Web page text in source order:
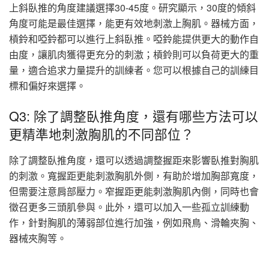
上斜臥推的角度建議選擇30-45度。研究顯示，30度的傾斜
角度可能是最佳選擇，能更有效地刺激上胸肌。器械方面，
槓鈴和啞鈴都可以進行上斜臥推。啞鈴能提供更大的動作自
由度，讓肌肉獲得更充分的刺激；槓鈴則可以負荷更大的重
量，適合追求力量提升的訓練者。您可以根據自己的訓練目
標和偏好來選擇。
Q3: 除了調整臥推角度，還有哪些方法可以
更精準地刺激胸肌的不同部位？
除了調整臥推角度，還可以透過調整握距來影響臥推對胸肌
的刺激。寬握距更能刺激胸肌外側，有助於增加胸部寬度，
但需要注意肩部壓力。窄握距更能刺激胸肌內側，同時也會
徵召更多三頭肌參與。此外，還可以加入一些孤立訓練動
作，針對胸肌的薄弱部位進行加強，例如飛鳥、滑輪夾胸、
器械夾胸等。